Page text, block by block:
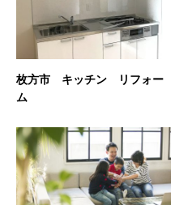
枚方市 キッチン リフォー
ム